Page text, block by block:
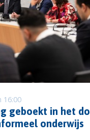
16:00
geboekt in het
onderwijs